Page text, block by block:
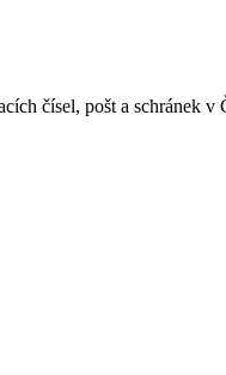
čísel, pošt a schránek v